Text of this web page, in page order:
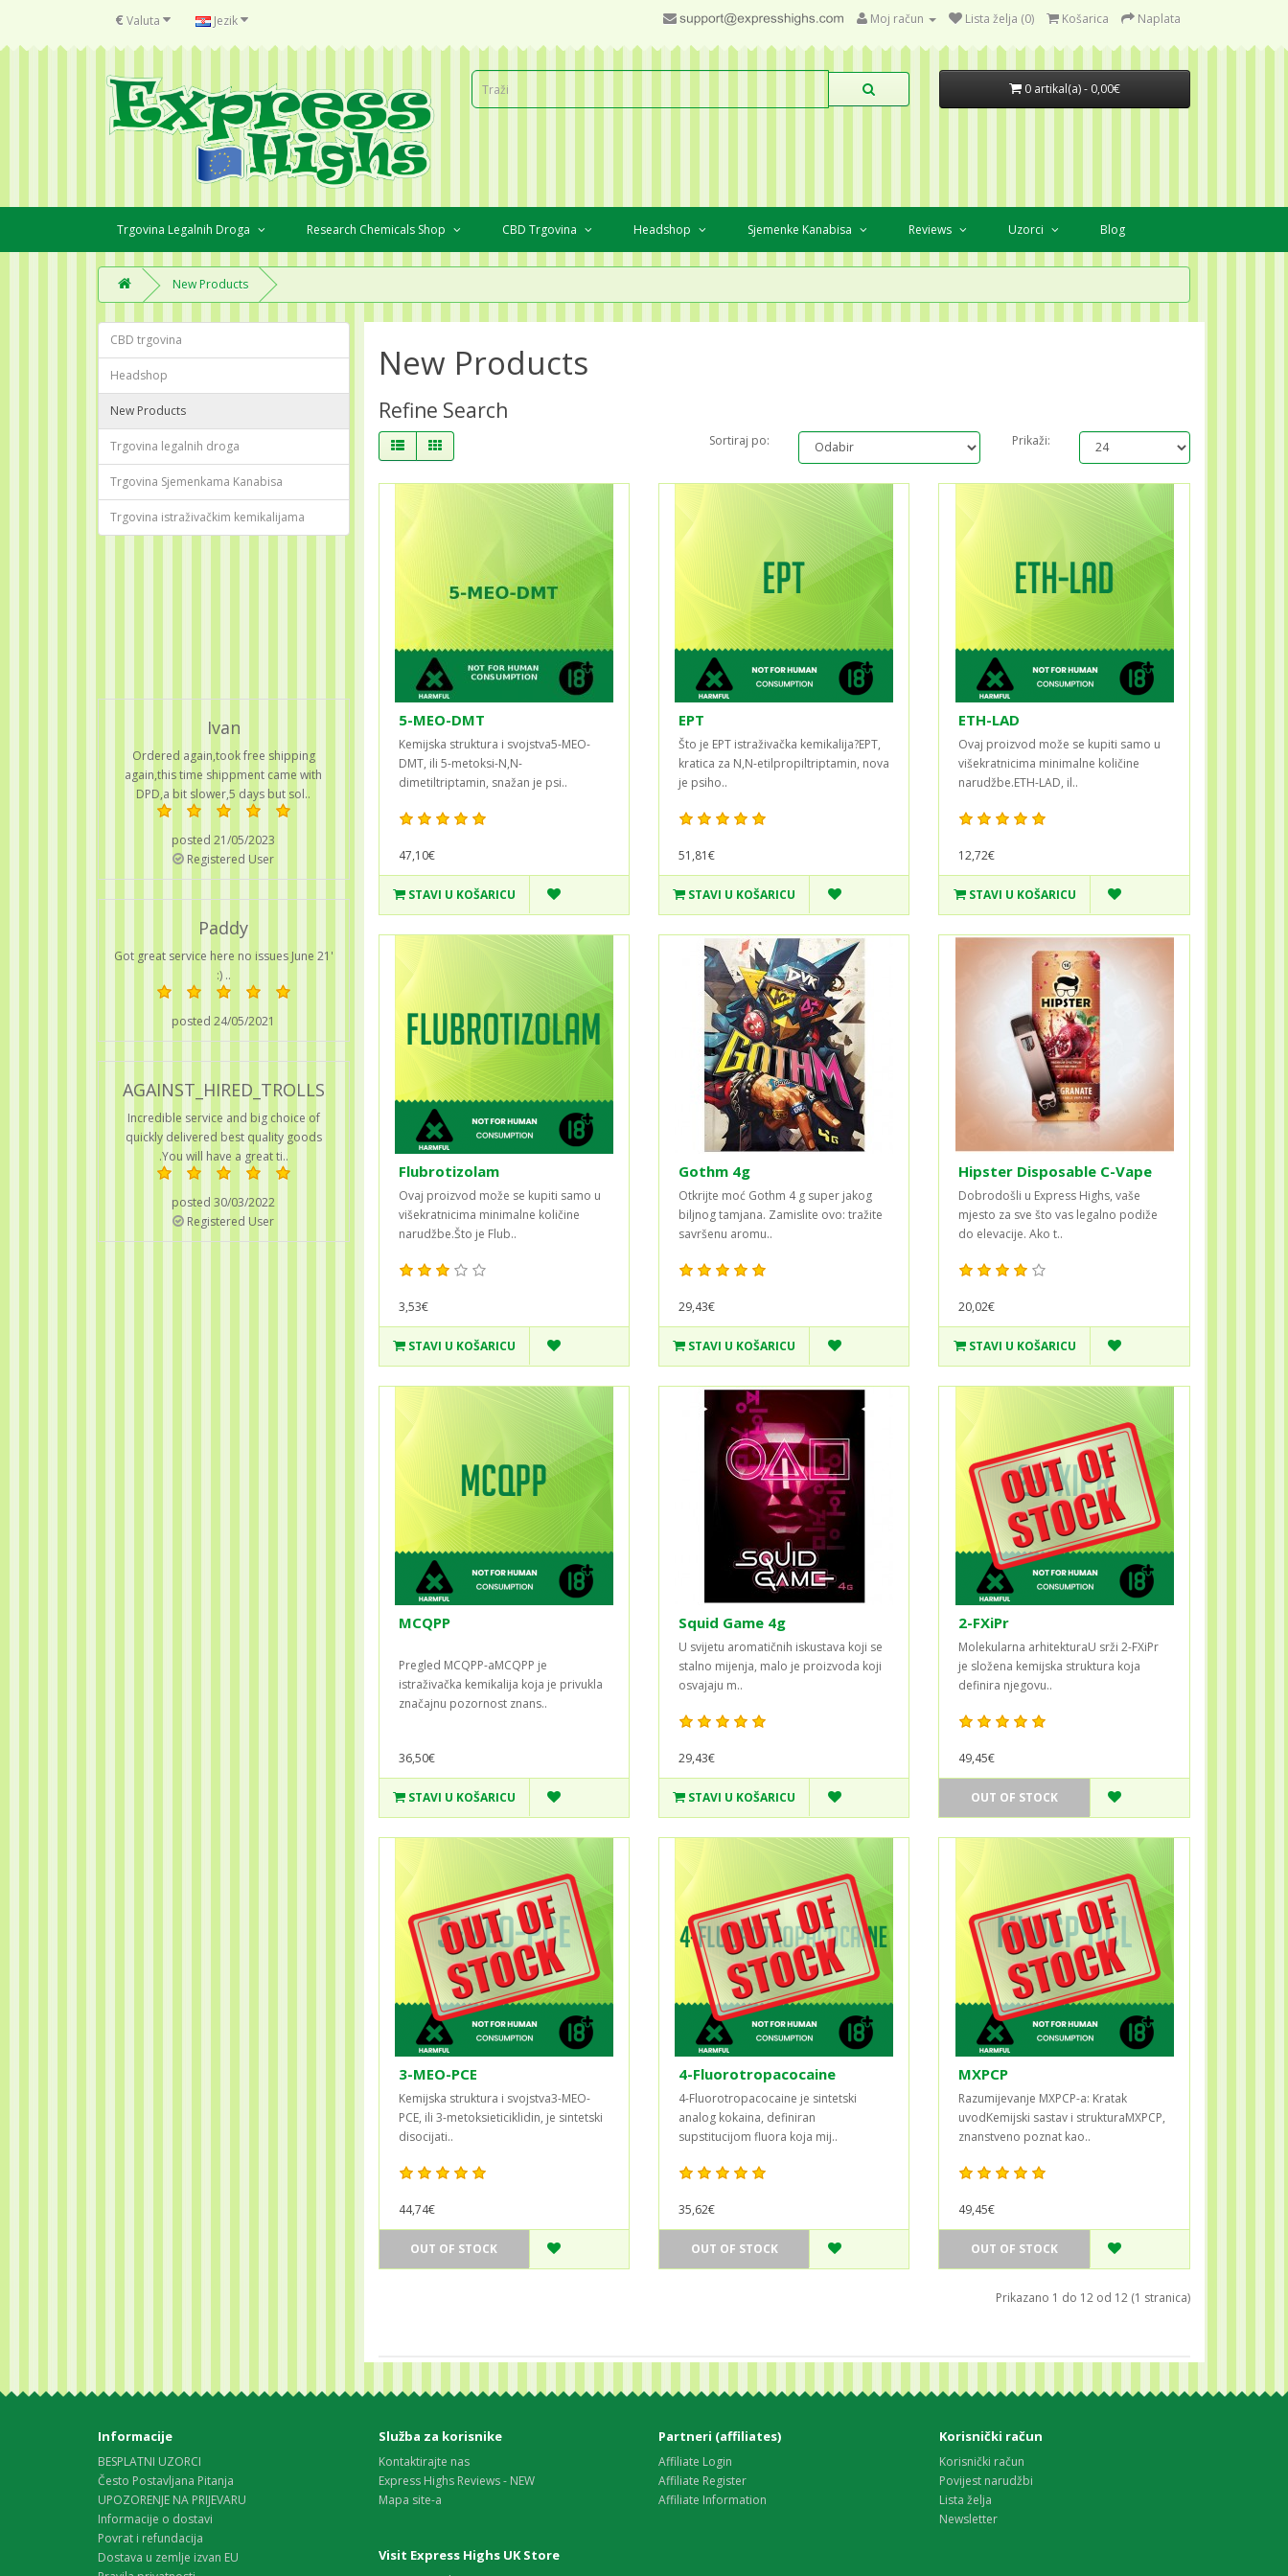
€ Valuta Jezik Moj račun Lista želja (0) Košarica Naplata
0 artikal(a) - 0,00€
Trgovina Legalnih Droga Research Chemicals Shop CBD Trgovina Headshop Sjemenke Kanabisa Reviews Uzorci Blog
New Products
CBD trgovina
Headshop
New Products
Trgovina legalnih droga
Trgovina Sjemenkama Kanabisa
Trgovina istraživačkim kemikalijama
Ivan
Ordered again,took free shipping
again,this time shippment came with
DPD,a bit slower,5 days but sol..
posted 21/05/2023
Registered User
Paddy
Got great service here no issues June 21'
:) ..
posted 24/05/2021
AGAINST_HIRED_TROLLS
Incredible service and big choice of
quickly delivered best quality goods
.You will have a great ti..
posted 30/03/2022
Registered User
New Products
Refine Search
Sortiraj po: Prikaži:
5-MEO-DMT
Kemijska struktura i svojstva5-MEO-
DMT, ili 5-metoksi-N,N-
dimetiltriptamin, snažan je psi..
47,10€
STAVI U KOŠARICU
EPT
Što je EPT istraživačka kemikalija?EPT,
kratica za N,N-etilpropiltriptamin, nova
je psiho..
51,81€
STAVI U KOŠARICU
ETH-LAD
Ovaj proizvod može se kupiti samo u
višekratnicima minimalne količine
narudžbe.ETH-LAD, il..
12,72€
STAVI U KOŠARICU
Flubrotizolam
Ovaj proizvod može se kupiti samo u
višekratnicima minimalne količine
narudžbe.Što je Flub..
3,53€
STAVI U KOŠARICU
Gothm 4g
Otkrijte moć Gothm 4 g super jakog
biljnog tamjana. Zamislite ovo: tražite
savršenu aromu..
29,43€
STAVI U KOŠARICU
Hipster Disposable C-Vape
Dobrodošli u Express Highs, vaše
mjesto za sve što vas legalno podiže
do elevacije. Ako t..
20,02€
STAVI U KOŠARICU
MCQPP
Pregled MCQPP-aMCQPP je
istraživačka kemikalija koja je privukla
značajnu pozornost znans..
36,50€
STAVI U KOŠARICU
Squid Game 4g
U svijetu aromatičnih iskustava koji se
stalno mijenja, malo je proizvoda koji
osvajaju m..
29,43€
STAVI U KOŠARICU
2-FXiPr
Molekularna arhitekturaU srži 2-FXiPr
je složena kemijska struktura koja
definira njegovu..
49,45€
OUT OF STOCK
3-MEO-PCE
Kemijska struktura i svojstva3-MEO-
PCE, ili 3-metoksieticiklidin, je sintetski
disocijati..
44,74€
OUT OF STOCK
4-Fluorotropacocaine
4-Fluorotropacocaine je sintetski
analog kokaina, definiran
supstitucijom fluora koja mij..
35,62€
OUT OF STOCK
MXPCP
Razumijevanje MXPCP-a: Kratak
uvodKemijski sastav i strukturaMXPCP,
znanstveno poznat kao..
49,45€
OUT OF STOCK
Prikazano 1 do 12 od 12 (1 stranica)
Informacije
BESPLATNI UZORCI
Često Postavljana Pitanja
UPOZORENJE NA PRIJEVARU
Informacije o dostavi
Povrat i refundacija
Dostava u zemlje izvan EU
Služba za korisnike
Kontaktirajte nas
Express Highs Reviews - NEW
Mapa site-a
Partneri (affiliates)
Affiliate Login
Affiliate Register
Affiliate Information
Korisnički račun
Korisnički račun
Povijest narudžbi
Lista želja
Newsletter
Visit Express Highs UK Store